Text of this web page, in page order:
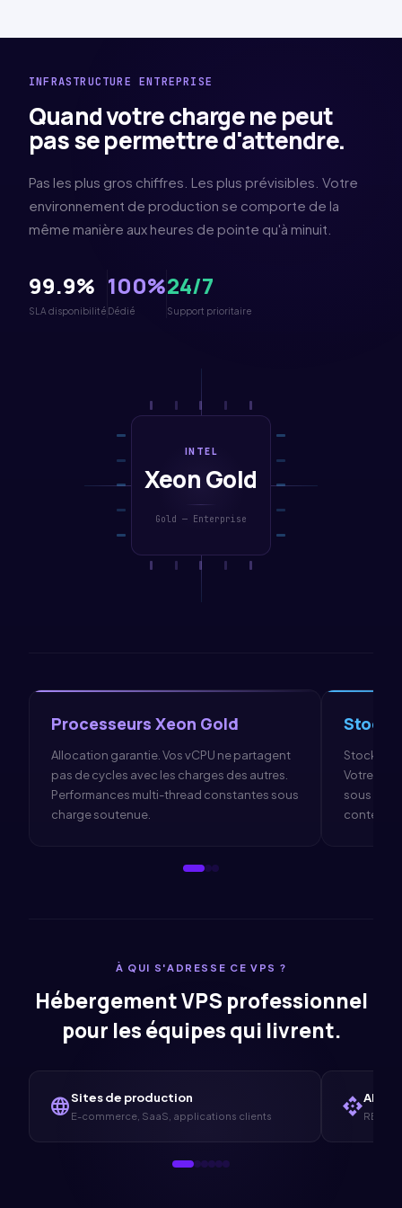
INFRASTRUCTURE ENTREPRISE
Quand votre charge ne peut
pas se permettre d'attendre.
Pas les plus gros chiffres. Les plus prévisibles. Votre
environnement de production se comporte de la
même manière aux heures de pointe qu'à minuit.
99.9%
SLA disponibilité
100%
Dédié
24/7
Support prioritaire
INTEL
Xeon Gold
Gold — Enterprise
Processeurs Xeon Gold
Allocation garantie. VosvCPU ne partagent
pas de cycles avec les charges des autres.
Performances multi-thread constantes sous
charge soutenue.
Votre
sous
À QUI S'ADRESSE CE VPS ?
Hébergement VPS professionnel
pour les équipes qui livrent.
languageSites de production
E-commerce, SaaS, applications clients apiAPI
REST,